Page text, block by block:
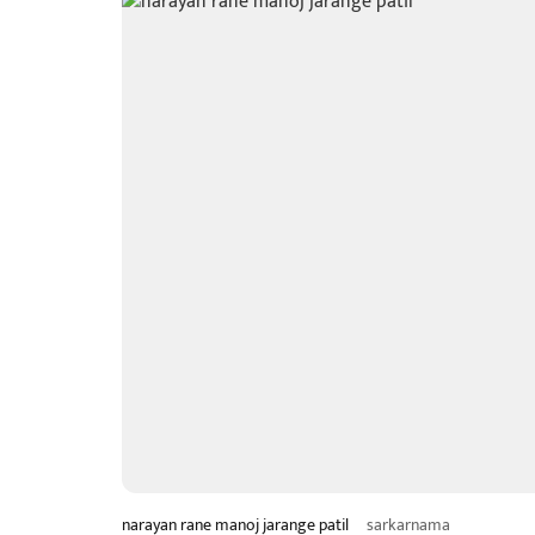
narayan rane manoj jarange patil sarkarnama